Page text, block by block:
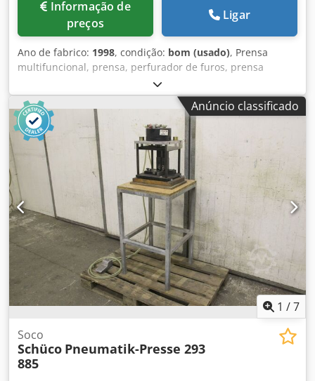
preços
Ligar
Ano de fabrico: 1998, condição: bom (usado), Prensa
multifuncional, prensa, perfurador de furos, prensa
pneumática de perfuração Dwjdpeb A Hwaefx Akqja -
operada pneumaticamente -ano de fabricação: 1998
Anúncio classificado
1 /7
Soco
Schüco Pneumatik-Presse 293
885